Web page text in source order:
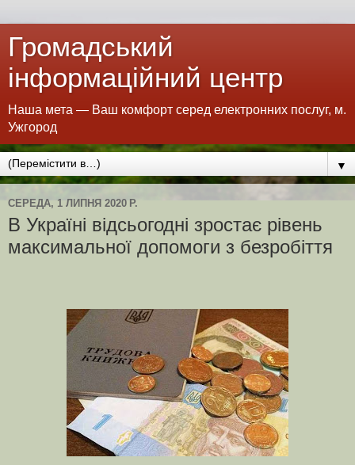
Громадський
інформаційний центр
Наша мета — Ваш комфорт серед електронних послуг, м.
Ужгород
▼
СЕРЕДА, 1 ЛИПНЯ 2020 Р.
В Україні відсьогодні зростає рівень
максимальної допомоги з безробіття